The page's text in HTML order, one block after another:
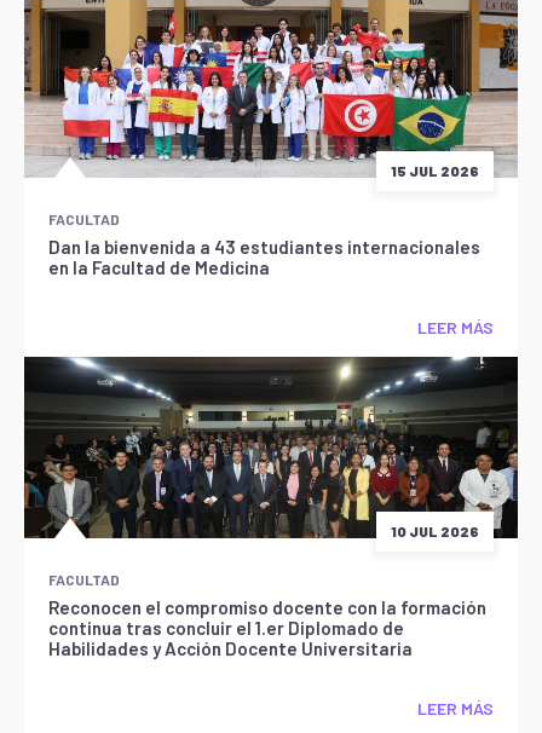
15 JUL 2026
FACULTAD
Dan la bienvenida a 43 estudiantes internacionales
en la Facultad de Medicina
LEER MÁS
10 JUL 2026
FACULTAD
Reconocen el compromiso docente con la formación
continua tras concluir el 1.er Diplomado de
Habilidades y Acción Docente Universitaria
LEER MÁS